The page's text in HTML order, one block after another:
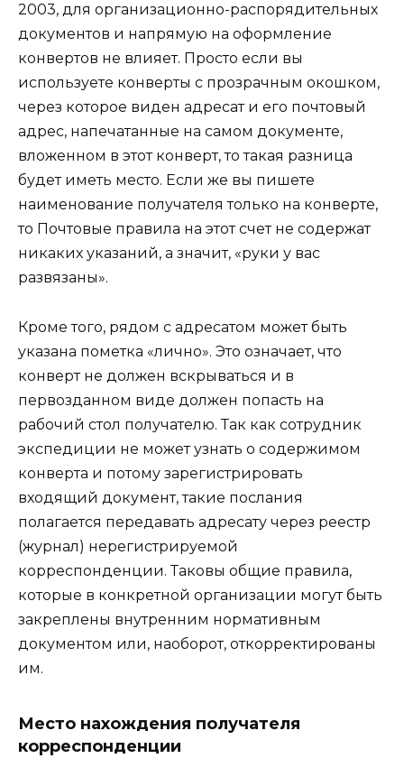
2003, для организационно-распорядительных
документов и напрямую на оформление
конвертов не влияет. Просто если вы
используете конверты с прозрачным окошком,
через которое виден адресат и его почтовый
адрес, напечатанные на самом документе,
вложенном в этот конверт, то такая разница
будет иметь место. Если же вы пишете
наименование получателя только на конверте,
то Почтовые правила на этот счет не содержат
никаких указаний, а значит, «руки у вас
развязаны».
Кроме того, рядом с адресатом может быть
указана пометка «лично». Это означает, что
конверт не должен вскрываться и в
первозданном виде должен попасть на
рабочий стол получателю. Так как сотрудник
экспедиции не может узнать о содержимом
конверта и потому зарегистрировать
входящий документ, такие послания
полагается передавать адресату через реестр
(журнал) нерегистрируемой
корреспонденции. Таковы общие правила,
которые в конкретной организации могут быть
закреплены внутренним нормативным
документом или, наоборот, откорректированы
им.
Место нахождения получателя
корреспонденции